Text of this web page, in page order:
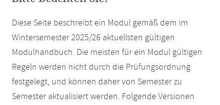
Diese Seite beschreibt ein Modul gemäß dem im
Wintersemester 2025/26 aktuellsten gültigen
Modulhandbuch. Die meisten für ein Modul gültigen
Regeln werden nicht durch die Prüfungsordnung
festgelegt, und können daher von Semester zu
Semester aktualisiert werden. Folgende Versionen